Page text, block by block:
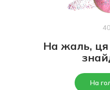
На жаль, ця
На